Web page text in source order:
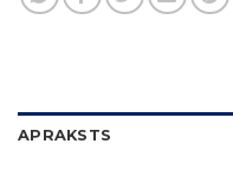
APRAKSTS